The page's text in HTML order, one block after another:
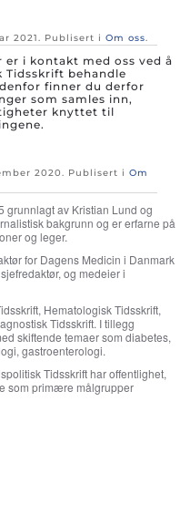
2021. Publisert i Om oss.
i kontakt med oss ved å
behandle
finner du derfor
som samles inn,
knyttet til
2020. Publisert i Om
grunnlagt av Kristian Lund og
bakgrunn og er erfarne på
og leger.
for Dagens Medicin i Danmark
og medeier i
Hematologisk Tidsskrift,
Tidsskrift. I tillegg
skiftende temaer som diabetes,
gastroenterologi.
Tidsskrift har offentlighet,
som primære målgrupper